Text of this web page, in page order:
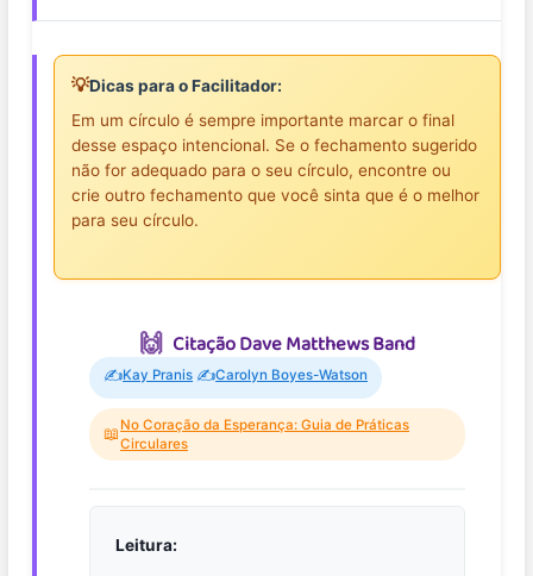
💡Dicas para o Facilitador:
Em um círculo é sempre importante marcar o final
desse espaço intencional. Se o fechamento sugerido
não for adequado para o seu círculo, encontre ou
crie outro fechamento que você sinta que é o melhor
para seu círculo.
Citação Dave Matthews Band
✍️Kay Pranis ✍️Carolyn Boyes-Watson
📖No Coração da Esperança: Guia de Práticas
Circulares
Leitura: